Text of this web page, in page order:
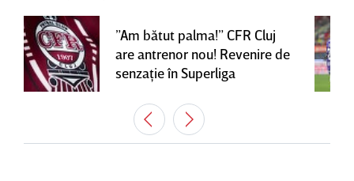
”Am bătut palma!” CFR Cluj
are antrenor nou! Revenire de
senzaţie în Superliga